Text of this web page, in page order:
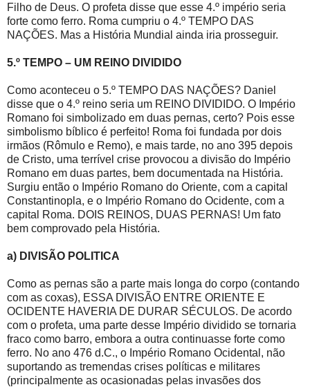
Filho de Deus. O profeta disse que esse 4.º império seria
forte como ferro. Roma cumpriu o 4.º TEMPO DAS
NAÇÕES. Mas a História Mundial ainda iria prosseguir.
5.º TEMPO – UM REINO DIVIDIDO
Como aconteceu o 5.º TEMPO DAS NAÇÕES? Daniel
disse que o 4.º reino seria um REINO DIVIDIDO. O Império
Romano foi simbolizado em duas pernas, certo? Pois esse
simbolismo bíblico é perfeito! Roma foi fundada por dois
irmãos (Rômulo e Remo), e mais tarde, no ano 395 depois
de Cristo, uma terrível crise provocou a divisão do Império
Romano em duas partes, bem documentada na História.
Surgiu então o Império Romano do Oriente, com a capital
Constantinopla, e o Império Romano do Ocidente, com a
capital Roma. DOIS REINOS, DUAS PERNAS! Um fato
bem comprovado pela História.
a) DIVISÃO POLITICA
Como as pernas são a parte mais longa do corpo (contando
com as coxas), ESSA DIVISÃO ENTRE ORIENTE E
OCIDENTE HAVERIA DE DURAR SÉCULOS. De acordo
com o profeta, uma parte desse Império dividido se tornaria
fraco como barro, embora a outra continuasse forte como
ferro. No ano 476 d.C., o Império Romano Ocidental, não
suportando as tremendas crises políticas e militares
(principalmente as ocasionadas pelas invasões dos